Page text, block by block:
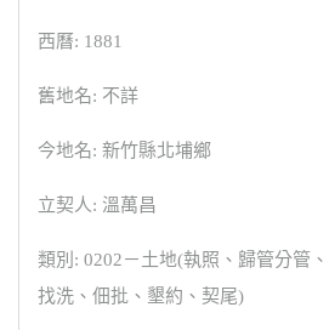
西曆: 1881
舊地名: 不詳
今地名: 新竹縣北埔鄉
立契人: 溫萬昌
類別: 0202－土地(執照、歸管分管
找洗、佃批、墾約、契尾)